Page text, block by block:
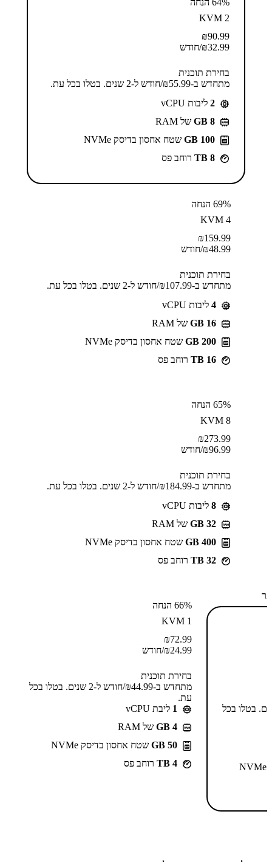
64% הנחה
KVM 2
90.99
₪
32.99
₪/חודש
בחירת תוכנית
מתחדש ב-⁦55.99⁩₪/חודש ל-2 שנים. בטלו בכל עת.
2 ליבות vCPU
GB 8 של RAM
100 GB
שטח אחסון בדיסק NVMe
8 TB
רוחב פס
69% הנחה
KVM 4
159.99
₪
48.99
₪/חודש
בחירת תוכנית
מתחדש ב-⁦107.99⁩₪/חודש ל-2 שנים. בטלו בכל עת.
4 ליבות vCPU
GB 16 של RAM
200 GB
שטח אחסון בדיסק NVMe
16 TB
רוחב פס
65% הנחה
KVM 8
273.99
₪
96.99
₪/חודש
בחירת תוכנית
מתחדש ב-⁦184.99⁩₪/חודש ל-2 שנים. בטלו בכל עת.
8 ליבות vCPU
GB 32 של RAM
400 GB
שטח אחסון בדיסק NVMe
32 TB
רוחב פס
66% הנחה
KVM 1
72.99
₪
24.99
₪/חודש
בחירת תוכנית
מתחדש ב-⁦44.99⁩₪/חודש ל-2 שנים. בטלו בכל
עת.
1 ליבת vCPU
GB 4 של RAM
50 GB
שטח אחסון בדיסק NVMe
4 TB
רוחב פס
⁦55.99⁩₪/חודש ל-2 שנים. בטלו בכל